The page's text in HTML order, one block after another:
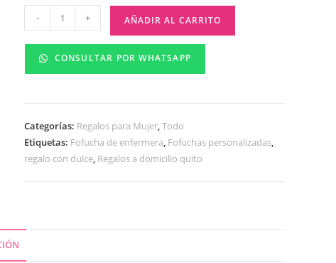
- + AÑADIR AL CARRITO
CONSULTAR POR WHATSAPP
Categorías: Regalos para Mujer,Todo
Etiquetas: Fofucha de enfermera, Fofuchas personalizadas,
regalo con dulce, Regalos a domicilio quito